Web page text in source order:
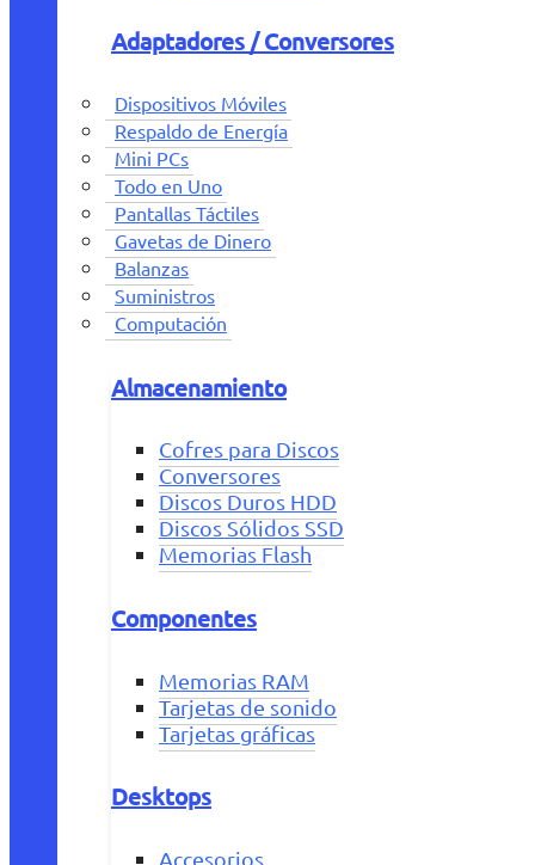
Adaptadores / Conversores
Dispositivos Móviles
Respaldo de Energía
Mini PCs
Todo en Uno
Pantallas Táctiles
Gavetas de Dinero
Balanzas
Suministros
Computación
Almacenamiento
Cofres para Discos
Conversores
Discos Duros HDD
Discos Sólidos SSD
Memorias Flash
Componentes
Memorias RAM
Tarjetas de sonido
Tarjetas gráficas
Desktops
Accesorios